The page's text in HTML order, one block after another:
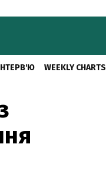
WEEKLY CHARTS